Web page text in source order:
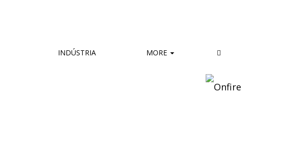
INDÚSTRIA MORE